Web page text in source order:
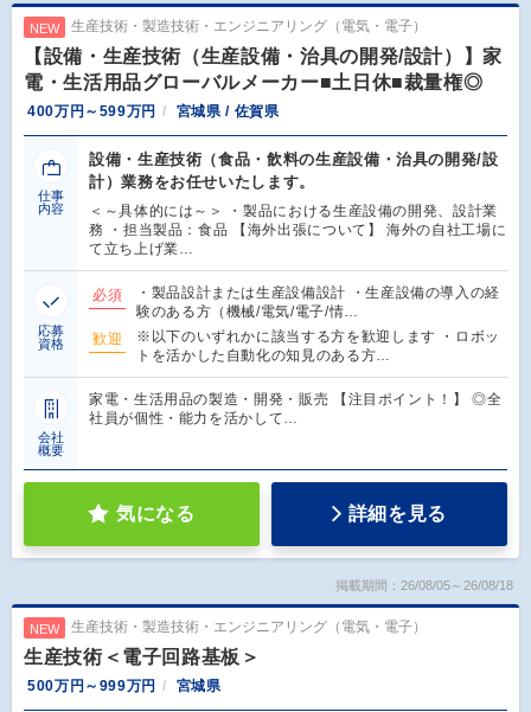
NEW 生産技術・製造技術・エンジニアリング（電気・電子）
【設備・生産技術（生産設備・治具の開発/設計）】家
電・生活用品グローバルメーカー■土日休■裁量権◎
400万円～599万円 宮城県 / 佐賀県
仕事
内容
設備・生産技術（食品・飲料の生産設備・治具の開発/設
計）業務をお任せいたします。
＜～具体的には～＞ ・製品における生産設備の開発、設計業
務 ・担当製品：食品 【海外出張について】 海外の自社工場に
て立ち上げ業…
応募
資格
必須
・製品設計または生産設備設計 ・生産設備の導入の経
験のある方（機械/電気/電子/情…
歓迎
※以下のいずれかに該当する方を歓迎します ・ロボッ
トを活かした自動化の知見のある方…
会社
概要
家電・生活用品の製造・開発・販売 【注目ポイント！】 ◎全
社員が個性・能力を活かして…
気になる 詳細を見る
掲載期間：26/08/05～26/08/18
NEW 生産技術・製造技術・エンジニアリング（電気・電子）
生産技術＜電子回路基板＞
500万円～999万円 宮城県